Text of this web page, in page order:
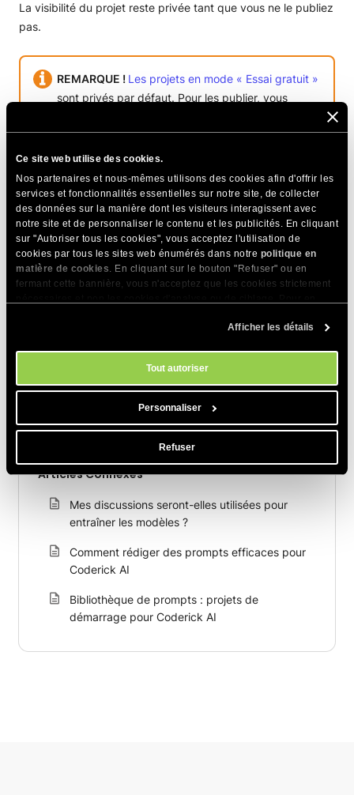
Ce site web utilise des cookies.
Nos partenaires et nous-mêmes utilisons des cookies afin d'offrir les
services et fonctionnalités essentielles sur notre site, de collecter
des données sur la manière dont les visiteurs interagissent avec
notre site et de personnaliser le contenu et les publicités. En cliquant
sur "Autoriser tous les cookies", vous acceptez l'utilisation de
cookies par tous les sites web énumérés dans notre politique en
matière de cookies. En cliquant sur le bouton "Refuser" ou en
fermant cette bannière, vous n'acceptez que les cookies strictement
. Vous pouvez gérer vos préférences
Afficher les détails
Tout autoriser
Personnaliser
Refuser
La visibilité du projet reste privée tant que vous ne le publiez
pas.
REMARQUE ! Les projets en mode « Essai gratuit »
sont privés par défaut. Pour les publier, vous
publication publique, puisl’attribuer à votre projet.
Accès public
Une fois que vous avezpublié votre projet, il devient
accessible à tout le monde. L’application peut être visitée en
utilisant le nom de domaine temporaire ou votrenom de
PARTAGER CET ARTICLE
Articles Connexes
Mes discussions seront-elles utilisées pour
entraîner les modèles ?
Comment rédiger des prompts efficaces pour
Coderick AI
Bibliothèque de prompts : projets de
démarrage pour Coderick AI